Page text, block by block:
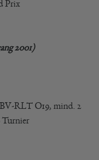
Prix
2001)
RLT O19, mind. 2
Turnier